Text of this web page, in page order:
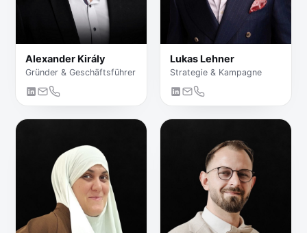
Alexander Király
Gründer & Geschäftsführer
Lukas Lehner
Strategie & Kampagne